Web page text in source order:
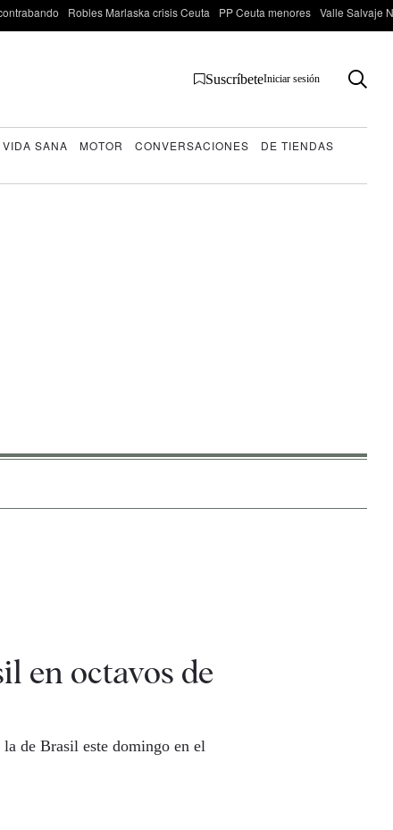
Robles Marlaska crisis Ceuta PP Ceuta menores Valle Salvaje
SuscríbeteIniciar sesión
VIDA SANA MOTOR CONVERSACIONES
DE TIENDAS
en octavos de
de Brasil este domingo en el